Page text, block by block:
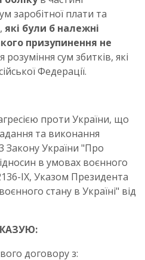
заробітної плати та
які були б належні
призупинення не
сум збитків, які
Федерації.
проти України, що
та виконання
Закону України "Про
в умовах воєнного
ІХ, Указом Президента
стану в Україні" від
договору з: